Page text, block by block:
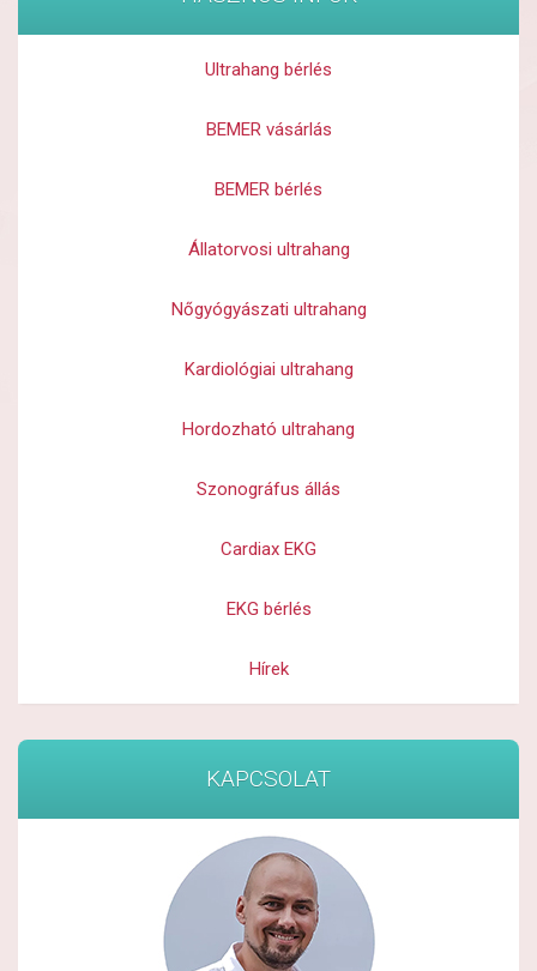
Ultrahang bérlés
BEMER vásárlás
BEMER bérlés
Állatorvosi ultrahang
Nőgyógyászati ultrahang
Kardiológiai ultrahang
Hordozható ultrahang
Szonográfus állás
Cardiax EKG
EKG bérlés
Hírek
KAPCSOLAT